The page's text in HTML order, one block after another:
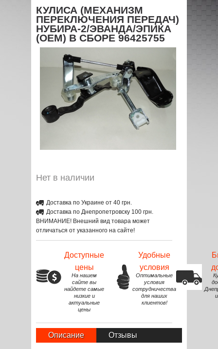
КУЛИСА (МЕХАНИЗМ
ПЕРЕКЛЮЧЕНИЯ ПЕРЕДАЧ)
НУБИРА-2/ЭВАНДА/ЭПИКА
(ОЕМ) В СБОРЕ 96425755
Нет в наличии
Доставка по Украине от 40 грн.
Доставка по Днепропетровску 100 грн.
ВНИМАНИЕ! Внешний вид товара может
отличаться от указанного на сайте!
Доступные
цены
На нашем
сайте вы
найдете самые
низкие и
актуальные
цены
Удобные
условия
Оптимальные
условия
сотрудничества
для наших
клиентов!
Описание Отзывы